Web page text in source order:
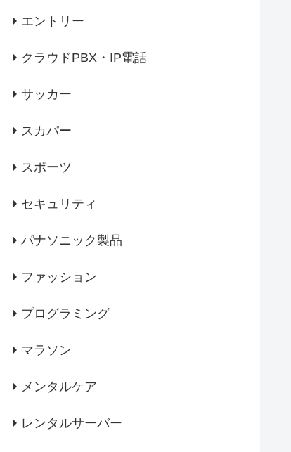
エントリー
クラウドPBX・IP電話
サッカー
スカパー
スポーツ
セキュリティ
パナソニック製品
ファッション
プログラミング
マラソン
メンタルケア
レンタルサーバー